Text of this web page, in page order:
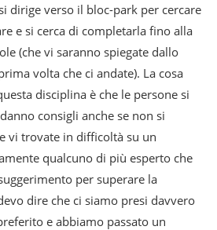
dirige verso il bloc-park per cercare
e si cerca di completarla fino alla
(che vi saranno spiegate dallo
volta che ci andate). La cosa
disciplina è che le persone si
consigli anche se non si
vi trovate in difficoltà su un
qualcuno di più esperto che
per superare la
dire che ci siamo presi davvero
e abbiamo passato un